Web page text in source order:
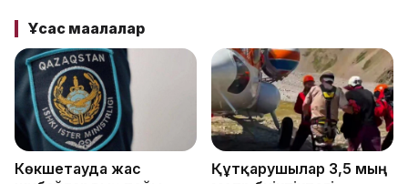
Ұқсас мақалалар
Көкшетауда жас
Құтқарушылар 3,5 мың